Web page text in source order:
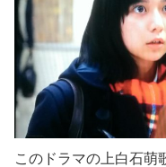
このドラマの上白石萌